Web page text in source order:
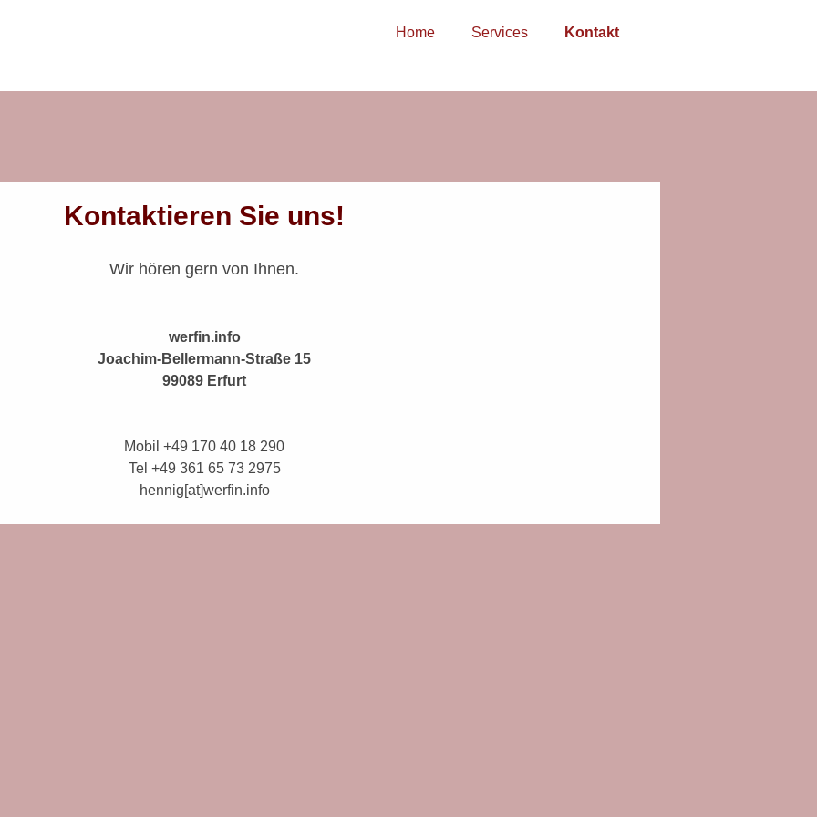
Home Services Kontakt
Kontaktieren Sie uns!
Wir hören gern von Ihnen.
werfin.info
Joachim-Bellermann-Straße 15
99089 Erfurt
Mobil +49 170 40 18 290
Tel +49 361 65 73 2975
hennig[at]werfin.info